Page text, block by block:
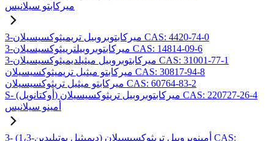
ميركابتو سيلانيس
3-ميركابتوبروبيل تريميثوكسيسيلان CAS: 4420-74-0
3-ميركابتوبروبيلترييثوكسيسيلان CAS: 14814-09-6
3-ميركابتوبروبيل ميثيلديميثوكسيسيلان CAS: 31001-77-1
ميركابتو ميثيل تريميثوكسيسيلان CAS: 30817-94-8
ميركابتو ميثيل تريثوكسيسيلان CAS: 60764-83-2
S- (أوكتانويل) ميركابتوبروبيل تريثوكسيسيلان CAS: 220727-26-4
أمينو سيلانيس
3- (1،3-ديميثيل بوتيليدين) أمينوبروبيل تريثوكسيسيلان CAS: